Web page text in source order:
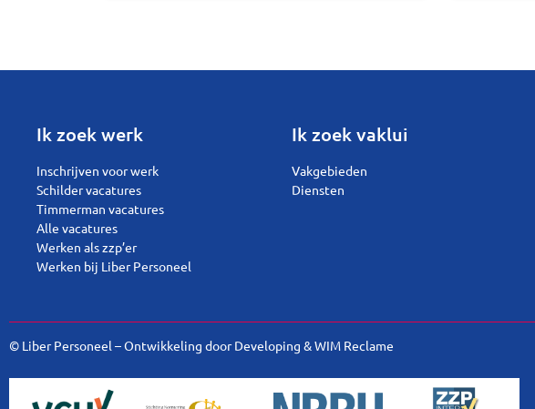
Ik zoek werk
Inschrijven voor werk
Schilder vacatures
Timmerman vacatures
Alle vacatures
Werken als zzp’er
Werken bij Liber Personeel
Ik zoek vaklui
Vakgebieden
Diensten
© Liber Personeel – Ontwikkeling doorDeveloping &WIM Reclame